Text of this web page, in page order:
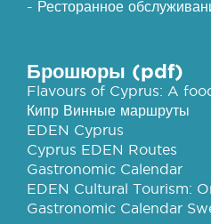
- Ресторанное
Брошюры (pdf)
Flavours of Cyprus: A
Кипр Винные маршруты
EDEN Cyprus
Cyprus EDEN Routes
Gastronomic Calendar
EDEN Cultural Tourism:
Gastronomic Calendar